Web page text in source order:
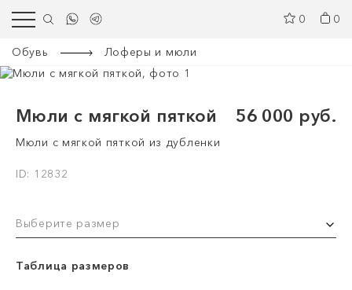
0 0
Обувь Лоферы и мюли
Мюли с мягкой пяткой 56 000 руб.
Мюли с мягкой пяткой из дубленки
ID: 12832
Выберите размер
Таблица размеров